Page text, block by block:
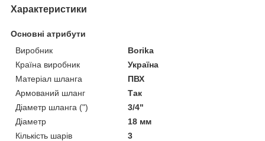
Характеристики
Основні атрибути
Виробник
Borika
Країна виробник
Україна
Матеріал шланга
ПВХ
Армований шланг
Так
Діаметр шланга (")
3/4"
Діаметр
18 мм
Кількість шарів
3